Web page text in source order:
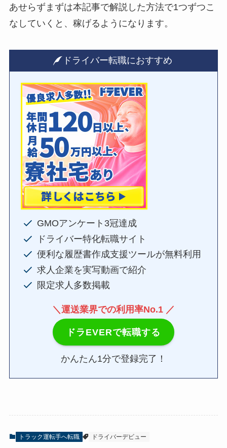
あせらずまずは本記事で解説した方法で1つずつこ
なしていくと、稼げるようになります。
ドライバー転職におすすめ
GMOアンケート3冠達成
ドライバー特化転職サイト
便利な履歴書作成支援ツールが無料利用
求人企業を実写動画で紹介
限定求人多数掲載
＼運送業界での利用率No.1 ／
ドラEVERで転職する
かんたん1分で登録完了！
トラック運転手へ転職 ドライバーデビュー